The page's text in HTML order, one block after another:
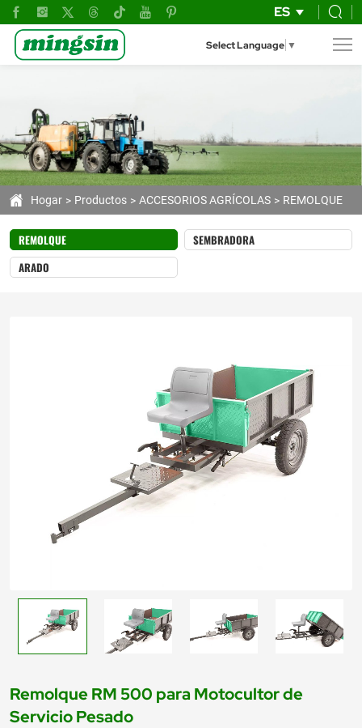
ES
Select Language ▼
Remolque
Agrícola
RM
para
Motocultores
Hogar Productos ACCESORIOS AGRÍCOLAS REMOLQUE
REMOLQUE
SEMBRADORA
ARADO
Remolque RM 500 para Motocultor de
Servicio Pesado